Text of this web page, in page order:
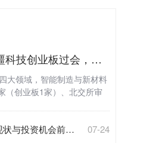
【IPO周报】上周审4过4！越疆科技创业板过会，环能涡轮、旭阳新材、方意股份分获通过
四大领域，智能制造与新材料
（创业板1家）、北交所审
资机会前瞻（附无机非金属
07-24